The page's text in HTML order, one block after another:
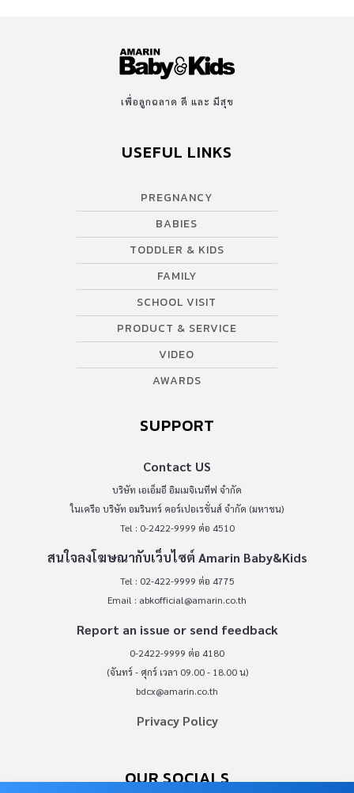
เพื่อลูกฉลาด ดี และ มีสุข
USEFUL LINKS
PREGNANCY
BABIES
TODDLER & KIDS
FAMILY
SCHOOL VISIT
PRODUCT & SERVICE
VIDEO
AWARDS
SUPPORT
Contact US
บริษัท เอเอ็มอี อิมเมจิเนทีฟ จำกัด
ในเครือ บริษัท อมรินทร์ คอร์เปอเรชั่นส์ จำกัด (มหาชน)
Tel : 0-2422-9999 ต่อ 4510
สนใจลงโฆษณากับเว็บไซต์ Amarin Baby&Kids
Tel : 02-422-9999 ต่อ 4775
Email : abkofficial@amarin.co.th
Report an issue or send feedback
0-2422-9999 ต่อ 4180
(จันทร์ - ศุกร์ เวลา 09.00 - 18.00 น)
bdcx@amarin.co.th
Privacy Policy
OUR SOCIALS